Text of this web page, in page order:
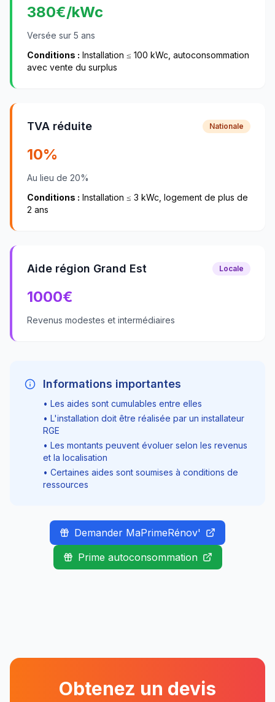
380€/kWc
Versée sur 5 ans
Conditions : Installation ≤ 100 kWc, autoconsommation
avec vente du surplus
TVA réduite Nationale
10%
Au lieu de 20%
Conditions : Installation ≤ 3 kWc, logement de plus de
2 ans
Aide région Grand Est Locale
1000€
Revenus modestes et intermédiaires
Informations importantes
• Les aides sont cumulables entre elles
• L'installation doit être réalisée par un installateur
RGE
• Les montants peuvent évoluer selon les revenus
et la localisation
• Certaines aides sont soumises à conditions de
ressources
Demander MaPrimeRénov'
Prime autoconsommation
Obtenez un devis